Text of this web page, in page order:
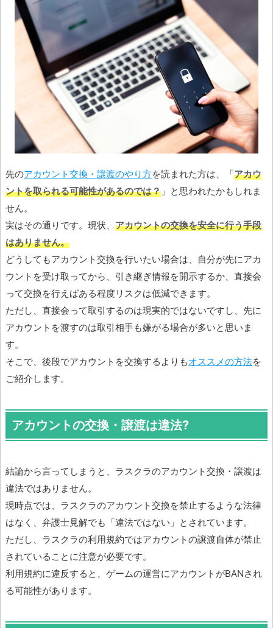
先のアカウント交換・譲渡のやり方を読まれた方は、「アカウ
ントを取られる可能性があるのでは？ 」と思われたかもしれま
せん。
実はその通りです。現状、 アカウントの交換を安全に行う手段
はありません。
どうしてもアカウント交換を行いたい場合は、自分が先にアカ
ウントを受け取ってから、引き継ぎ情報を開示するか、直接会
って交換を行えばある程度リスクは低減できます。
ただし、直接会って取引するのは現実的ではないですし、先に
アカウントを渡すのは取引相手も嫌がる場合が多いと思いま
す。
そこで、後段でアカウントを交換するよりもオススメの方法を
ご紹介します。
アカウントの交換・譲渡は違法?
結論から言ってしまうと、ラスクラのアカウント交換・譲渡は
違法ではありません。
現時点では、ラスクラのアカウント交換を禁止するような法律
はなく、弁護士見解でも「違法ではない」とされています。
ただし、ラスクラの利用規約ではアカウントの譲渡自体が禁止
されていることに注意が必要です。
利用規約に違反すると、ゲームの運営にアカウントがBANされ
る可能性があります。